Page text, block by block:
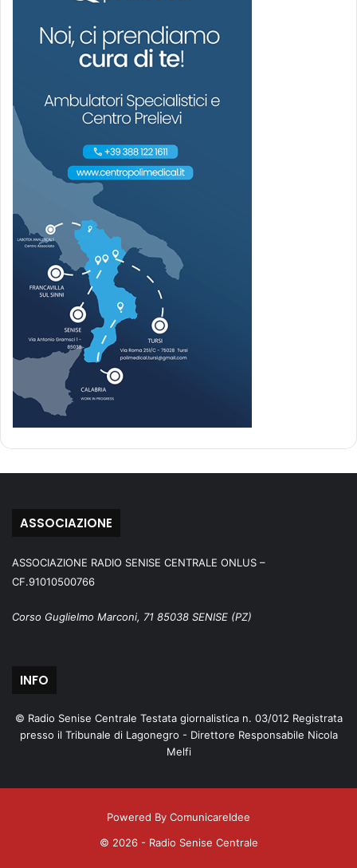
ASSOCIAZIONE
ASSOCIAZIONE RADIO SENISE CENTRALE ONLUS –
CF.91010500766
Corso Guglielmo Marconi, 71 85038 SENISE (PZ)
INFO
© Radio Senise Centrale Testata giornalistica n. 03/012 Registrata
presso il Tribunale di Lagonegro - Direttore Responsabile Nicola
Melfi
Powered By ComunicareIdee
© 2026 - Radio Senise Centrale